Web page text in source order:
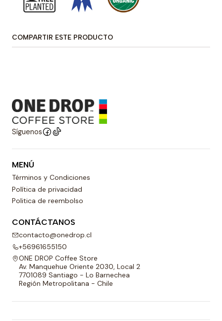
COMPARTIR ESTE PRODUCTO
Síguenos
MENÚ
Términos y Condiciones
Política de privacidad
Politica de reembolso
CONTÁCTANOS
contacto@onedrop.cl
+56961655150
ONE DROP Coffee Store
Av. Manquehue Oriente 2030, Local 2
7701089 Santiago - Lo Barnechea
Región Metropolitana - Chile